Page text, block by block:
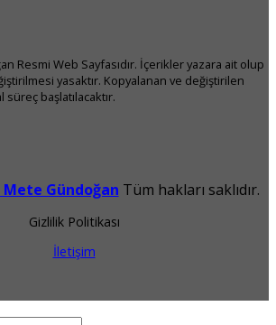
Resmi Web Sayfasıdır. İçerikler yazara ait olup
yasaktır. Kopyalanan ve değiştirilen
başlatılacaktır.
Mete Gündoğan Tüm hakları saklıdır.
Gizlilik Politikası
İletişim